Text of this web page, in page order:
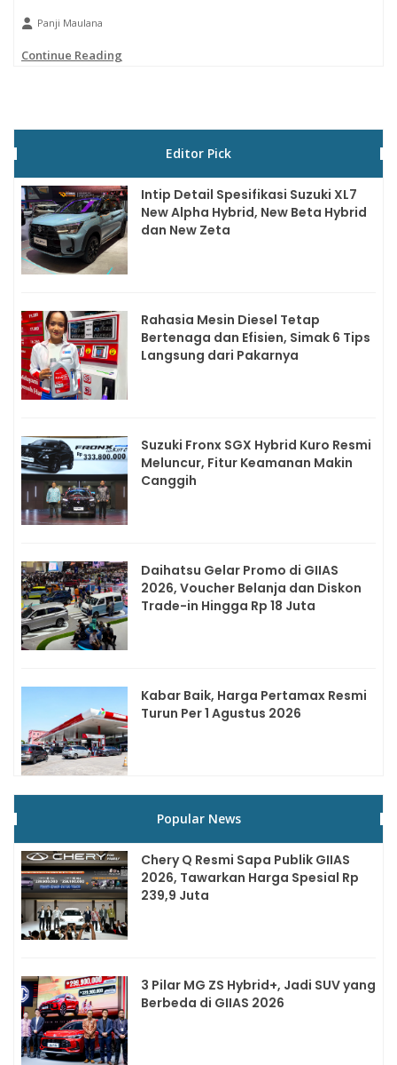
Panji Maulana
Continue Reading
Editor Pick
Intip Detail Spesifikasi Suzuki XL7
New Alpha Hybrid, New Beta Hybrid
dan New Zeta
Rahasia Mesin Diesel Tetap
Bertenaga dan Efisien, Simak 6 Tips
Langsung dari Pakarnya
Suzuki Fronx SGX Hybrid Kuro Resmi
Meluncur, Fitur Keamanan Makin
Canggih
Daihatsu Gelar Promo di GIIAS
2026, Voucher Belanja dan Diskon
Trade-in Hingga Rp 18 Juta
Kabar Baik, Harga Pertamax Resmi
Turun Per 1 Agustus 2026
Popular News
Chery Q Resmi Sapa Publik GIIAS
2026, Tawarkan Harga Spesial Rp
239,9 Juta
3 Pilar MG ZS Hybrid+, Jadi SUV yang
Berbeda di GIIAS 2026